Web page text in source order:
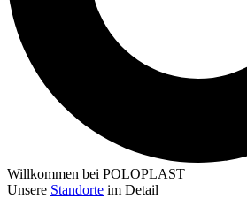
Willkommen bei POLOPLAST
Unsere Standorte im Detail